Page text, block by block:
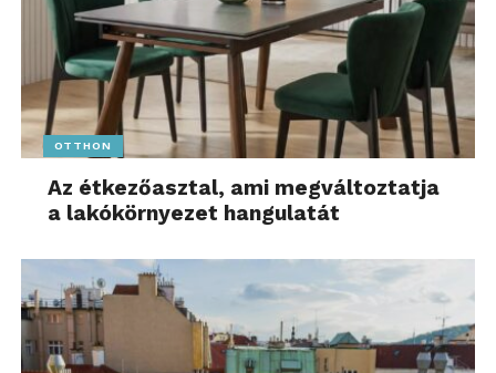
OTTHON
Az étkezőasztal, ami megváltoztatja
a lakókörnyezet hangulatát